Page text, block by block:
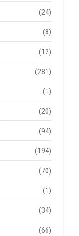
(24)
(8)
(12)
(281)
(1)
(20)
(94)
(194)
(70)
(1)
(34)
(66)